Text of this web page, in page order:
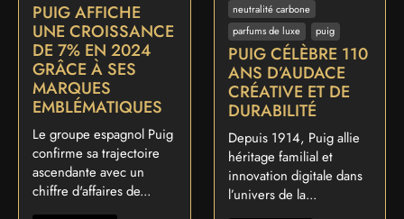
PUIG AFFICHE
UNE CROISSANCE
DE 7% EN 2024
GRÂCE À SES
MARQUES
EMBLÉMATIQUES
Le groupe espagnol Puig
confirme sa trajectoire
ascendante avec un
chiffre d'affaires de...
neutralité carbone
parfums de luxe
puig
PUIG CÉLÈBRE 110
ANS D’AUDACE
CRÉATIVE ET DE
DURABILITÉ
Depuis 1914, Puig allie
héritage familial et
innovation digitale dans
l’univers de la...